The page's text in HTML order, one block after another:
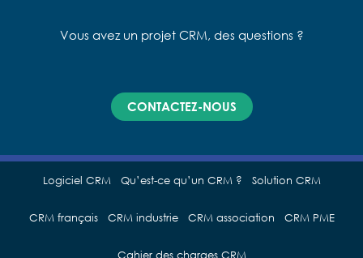
Vous avez un projet CRM, des questions ?
CONTACTEZ-NOUS
Logiciel CRM Qu’est-ce qu’un CRM ? Solution CRM
CRM français CRM industrie CRM association CRM PME
Cahier des charges CRM